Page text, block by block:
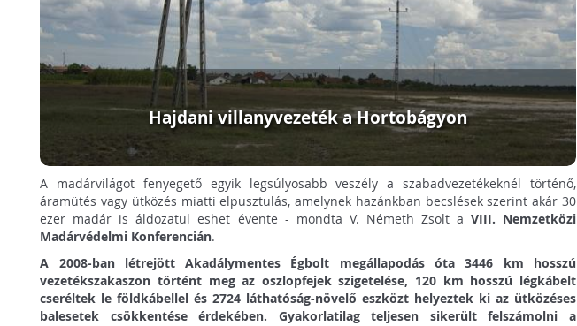
Hajdani villanyvezeték a Hortobágyon
A madárvilágot fenyegető egyik legsúlyosabb veszély a szabadvezetékeknél történő,
áramütés vagy ütközés miatti elpusztulás, amelynek hazánkban becslések szerint akár 30
ezer madár is áldozatul eshet évente - mondta V. Németh Zsolt a VIII. Nemzetközi
Madárvédelmi Konferencián.
A 2008-ban létrejött Akadálymentes Égbolt megállapodás óta 3446 km hosszú
vezetékszakaszon történt meg az oszlopfejek szigetelése, 120 km hosszú légkábelt
cseréltek le földkábellel és 2724 láthatóság-növelő eszközt helyeztek ki az ütközéses
balesetek csökkentése érdekében. Gyakorlatilag teljesen sikerült felszámolni a